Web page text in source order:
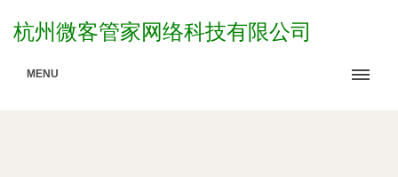
杭州微客管家网络科技有限公司
MENU